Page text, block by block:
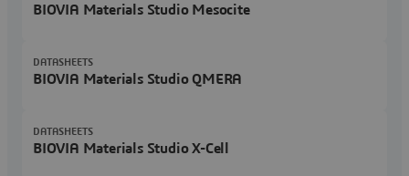
BIOVIA Materials Studio Mesocite
BIOVIA Materials Studio QMERA
DATASHEETS
BIOVIA Materials Studio X-Cell
DATASHEETS